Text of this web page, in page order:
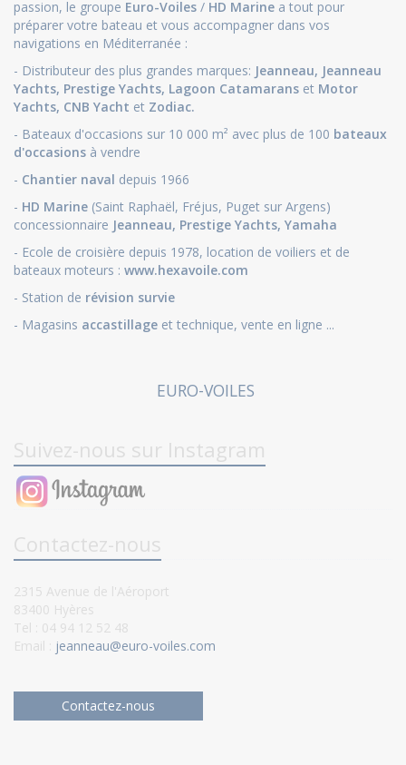
passion, le groupe Euro-Voiles / HD Marine a tout pour
préparer votre bateau et vous accompagner dans vos
navigations en Méditerranée :
- Distributeur des plus grandes marques: Jeanneau, Jeanneau
Yachts, Prestige Yachts, Lagoon Catamarans et Motor
Yachts, CNB Yacht et Zodiac.
- Bateaux d'occasions sur 10 000 m² avec plus de 100 bateaux
d'occasions à vendre
- Chantier naval depuis 1966
- HD Marine (Saint Raphaël, Fréjus, Puget sur Argens)
concessionnaire Jeanneau, Prestige Yachts, Yamaha
- Ecole de croisière depuis 1978, location de voiliers et de
bateaux moteurs : www.hexavoile.com
- Station de révision survie
- Magasins accastillage et technique, vente en ligne ...
EURO-VOILES
Suivez-nous sur Instagram
Contactez-nous
2315 Avenue de l'Aéroport
83400 Hyères
Tel : 04 94 12 52 48
Email :
jeanneau@euro-voiles.com
Contactez-nous